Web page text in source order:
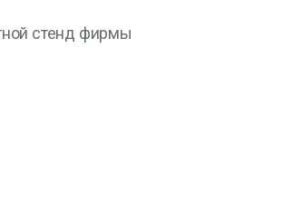
стенд фирмы